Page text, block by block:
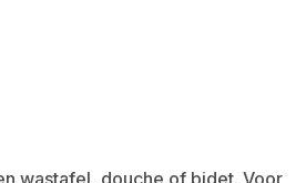
wastafel, douche of bidet. Voor